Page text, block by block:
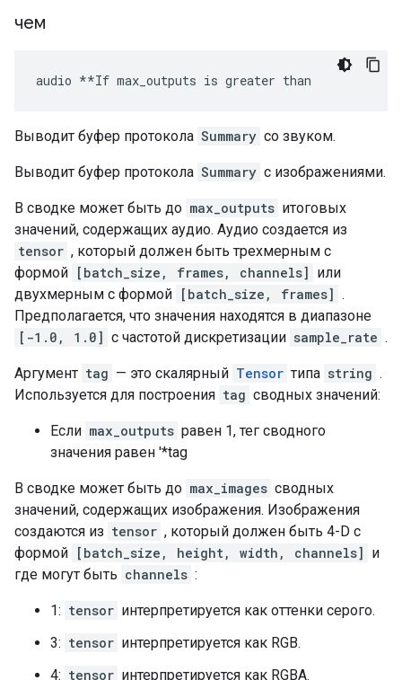
чем
audio **If max_outputs is greater than
Выводит буфер протокола Summary со звуком.
Выводит буфер протокола Summary с изображениями.
В сводке может быть до max_outputs итоговых
значений, содержащих аудио. Аудио создается из
tensor , который должен быть трехмерным с
формой [batch_size, frames, channels] или
двухмерным с формой [batch_size, frames] .
Предполагается, что значения находятся в диапазоне
[-1.0, 1.0] с частотой дискретизации sample_rate .
Аргумент tag — это скалярный Tensor типа string .
Используется для построения tag сводных значений:
Если max_outputs равен 1, тег сводного
значения равен '*tag
В сводке может быть до max_images сводных
значений, содержащих изображения. Изображения
создаются из tensor , который должен быть 4-D с
формой [batch_size, height, width, channels] и
где могут быть channels :
1: tensor интерпретируется как оттенки серого.
3: tensor интерпретируется как RGB.
4: tensor интерпретируется как RGBA.